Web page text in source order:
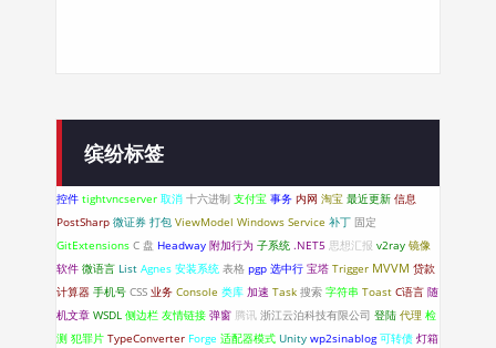
缤纷标签
控件 tightvncserver 取消 十六进制 支付宝 事务 内网 淘宝 最近更新 信息
PostSharp 微证券 打包 ViewModel Windows Service 补丁 固定
GitExtensions C 盘 Headway 附加行为 子系统 .NET5 思想汇报 v2ray 镜像
软件 微语言 List Agnes 安装系统 表格 pgp 选中行 宝塔 Trigger MVVM 贷款
计算器 手机号 CSS 业务 Console 类库 加速 Task 搜索 字符串 Toast C语言 随
机文章 WSDL 侧边栏 友情链接 弹窗 腾讯 浙江云泊科技有限公司 登陆 代理 检
测 犯罪片 TypeConverter Forge 适配器模式 Unity wp2sinablog 可转债 灯箱